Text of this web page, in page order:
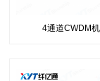
4通道CWDM